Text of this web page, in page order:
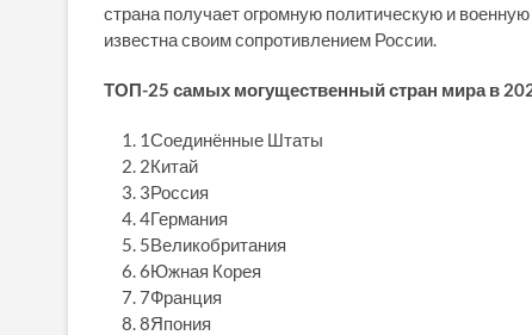
страна получает огромную политическую и
известна своим сопротивлением России.
ТОП-25 самых могущественный стран мира в
1Соединённые Штаты
2Китай
3Россия
4Германия
5Великобритания
6Южная Корея
7Франция
8Япония